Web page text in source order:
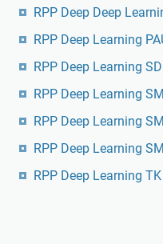
RPP Deep Deep
RPP Deep Learning
RPP Deep Learning SD
RPP Deep Learning
RPP Deep Learning
RPP Deep Learning
RPP Deep Learning TK